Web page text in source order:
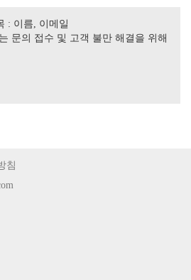
: 이름, 이메일
문의 접수 및 고객 불만 해결을 위해
침